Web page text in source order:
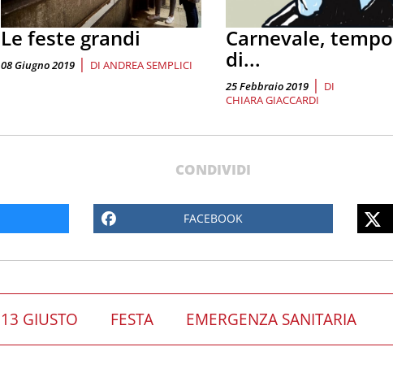
Le feste grandi
08 Giugno 2019 | DI ANDREA SEMPLICI
Carnevale, tempo
di...
25 Febbraio 2019 | DI
CHIARA GIACCARDI
CONDIVIDI
FACEBOOK
13 GIUSTO FESTA EMERGENZA SANITARIA